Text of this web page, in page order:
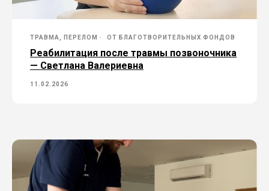
ТРАВМА, ПЕРЕЛОМ ОТ БЛАГОТВОРИТЕЛЬНЫХ ФОНДОВ
Реабилитация после травмы позвоночника
— Светлана Валериевна
11.02.2026